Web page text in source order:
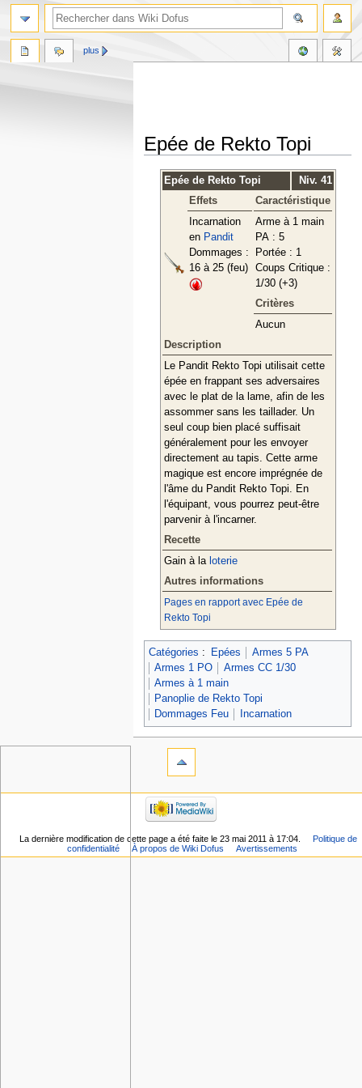
Epée de Rekto Topi
Epée de Rekto Topi
Niv. 41
Effets
Caractéristique
Incarnation
en Pandit
Dommages :
16 à 25 (feu)
Arme à 1 main
PA : 5
Portée : 1
Coups Critique :
1/30 (+3)
Critères
Aucun
Description
Le Pandit Rekto Topi utilisait cette
épée en frappant ses adversaires
avec le plat de la lame, afin de les
assommer sans les taillader. Un
seul coup bien placé suffisait
généralement pour les envoyer
directement au tapis. Cette arme
magique est encore imprégnée de
l'âme du Pandit Rekto Topi. En
l'équipant, vous pourrez peut-être
parvenir à l'incarner.
Recette
Gain à la loterie
Autres informations
Pages en rapport avec Epée de
Rekto Topi
Catégories : Epées
Armes 5 PA
Armes 1 PO
Armes CC 1/30
Armes à 1 main
Panoplie de Rekto Topi
Dommages Feu
Incarnation
plus
La dernière modification de cette page a été faite le 23 mai 2011 à 17:04.
Politique de
confidentialité
À propos de Wiki Dofus Avertissements